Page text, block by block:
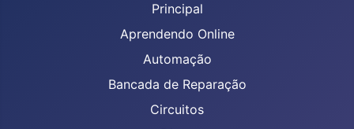
Principal
Aprendendo Online
Automação
Bancada de Reparação
Circuitos